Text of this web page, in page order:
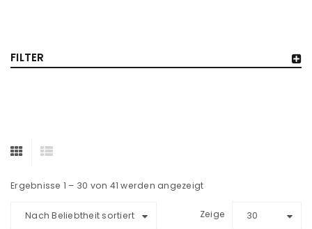
FILTER
Ergebnisse 1 – 30 von 41 werden angezeigt
Nach Beliebtheit sortiert Zeige 30